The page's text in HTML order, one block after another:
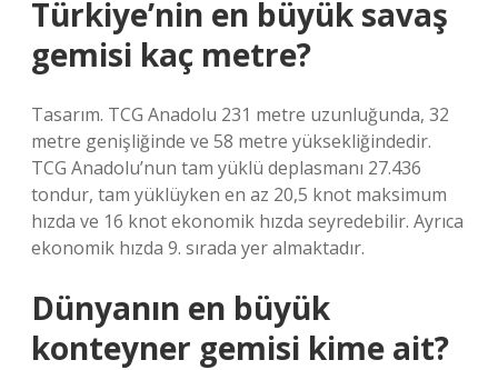
Türkiye’nin en büyük savaş
gemisi kaç metre?
Tasarım. TCG Anadolu 231 metre uzunluğunda, 32
metre genişliğinde ve 58 metre yüksekliğindedir.
TCG Anadolu’nun tam yüklü deplasmanı 27.436
tondur, tam yüklüyken en az 20,5 knot maksimum
hızda ve 16 knot ekonomik hızda seyredebilir. Ayrıca
ekonomik hızda 9. sırada yer almaktadır.
Dünyanın en büyük
konteyner gemisi kime ait?